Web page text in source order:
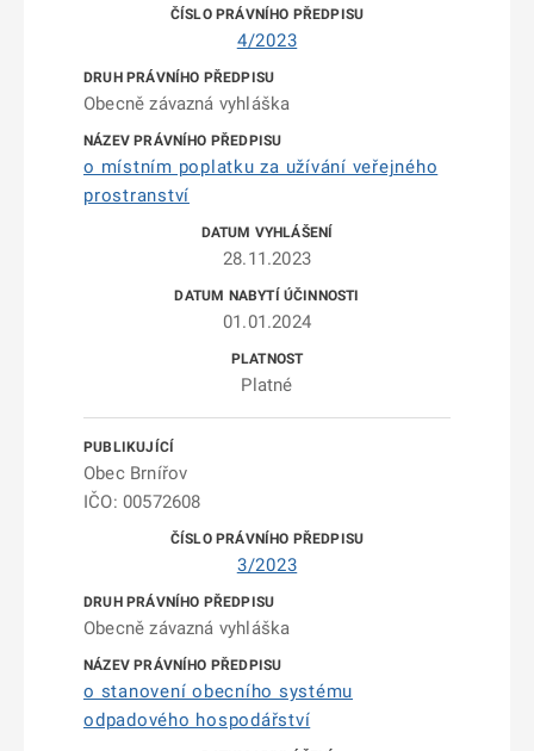
4/2023
Obecně závazná vyhláška
o místním poplatku za užívání veřejného
prostranství
28.11.2023
01.01.2024
Platné
Obec Brnířov
IČO: 00572608
3/2023
Obecně závazná vyhláška
o stanovení obecního systému
odpadového hospodářství